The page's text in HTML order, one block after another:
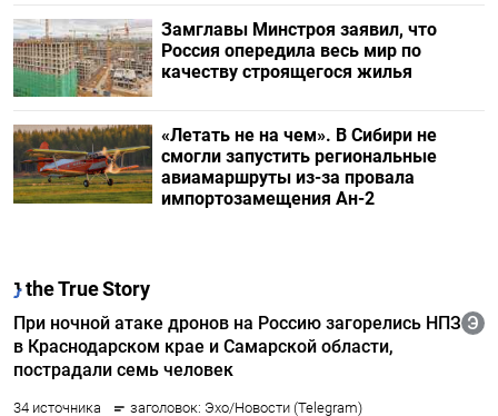
Замглавы Минстроя заявил, что
Россия опередила весь мир по
качеству строящегося жилья
«Летать не на чем». В Сибири не
смогли запустить региональные
авиамаршруты из-за провала
импортозамещения Ан-2